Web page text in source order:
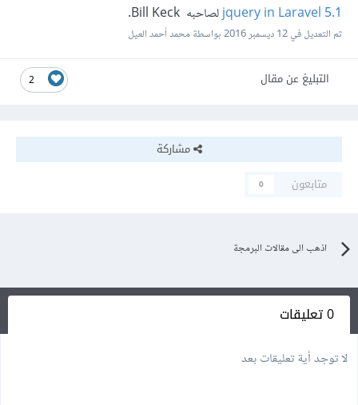
jquery in Laravel 5.1لصاحبه Bill Keck.
تم التعديل في12 ديسمبر 2016 بواسطة محمد أحمد العيل
2 التبليغ عن مقال
مشاركة
متابعون
0
اذهب الى مقالات البرمجة
0 تعليقات
لا توجد أية تعليقات بعد